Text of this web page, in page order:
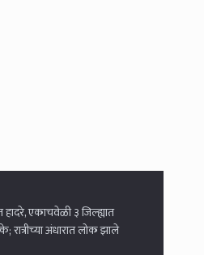
हल्लाबोल, परभणीला